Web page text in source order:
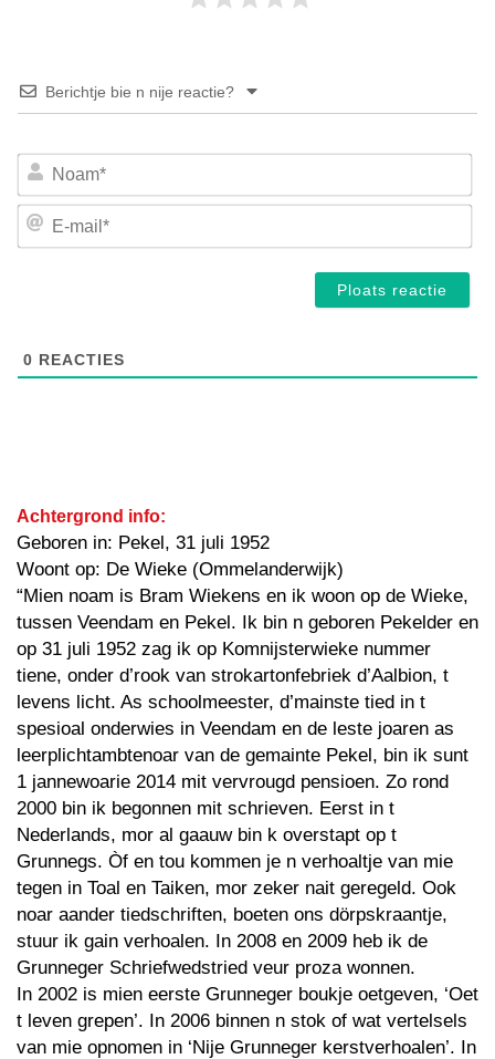
Berichtje bie n nije reactie?
E-
0 REACTIES
Achtergrond info:
Geboren in: Pekel, 31 juli 1952
Woont op: De Wieke (Ommelanderwijk)
“Mien noam is Bram Wiekens en ik woon op de Wieke,
tussen Veendam en Pekel. Ik bin n geboren Pekelder en
op 31 juli 1952 zag ik op Komnijsterwieke nummer
tiene, onder d’rook van strokartonfebriek d’Aalbion, t
levens licht. As schoolmeester, d’mainste tied in t
spesioal onderwies in Veendam en de leste joaren as
leerplichtambtenoar van de gemainte Pekel, bin ik sunt
1 jannewoarie 2014 mit vervrougd pensioen. Zo rond
2000 bin ik begonnen mit schrieven. Eerst in t
Nederlands, mor al gaauw bin k overstapt op t
Grunnegs. Òf en tou kommen je n verhoaltje van mie
tegen in Toal en Taiken, mor zeker nait geregeld. Ook
noar aander tiedschriften, boeten ons dörpskraantje,
stuur ik gain verhoalen. In 2008 en 2009 heb ik de
Grunneger Schriefwedstried veur proza wonnen.
In 2002 is mien eerste Grunneger boukje oetgeven, ‘Oet
t leven grepen’. In 2006 binnen n stok of wat vertelsels
van mie opnomen in ‘Nije Grunneger kerstverhoalen’. In